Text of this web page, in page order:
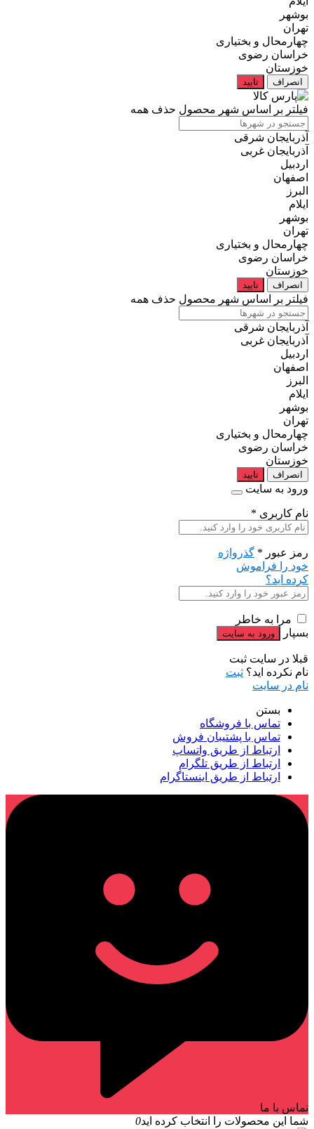
بوشهر
تهران
چهارمحال و بختیاری
خراسان رضوی
خوزستان
انصراف تایید
فیلتر بر اساس شهر محصول حذف همه
آذربایجان شرقی
آذربایجان غربی
اردبیل
اصفهان
البرز
ایلام
بوشهر
تهران
چهارمحال و بختیاری
خراسان رضوی
خوزستان
انصراف تایید
فیلتر بر اساس شهر محصول حذف همه
آذربایجان شرقی
آذربایجان غربی
اردبیل
اصفهان
البرز
ایلام
بوشهر
تهران
چهارمحال و بختیاری
خراسان رضوی
خوزستان
انصراف تایید
ورود به سایت
نام کاربری *
رمز عبور * گذرواژه
خود را فراموش
کرده اید؟
مرا به خاطر
بسپار
قبلا در سایت ثبت
نام نکرده اید؟ ثبت
نام در سایت
بستن
تماس با فروشگاه
تماس با پشتیبان فروش
ارتباط از طریق واتساپ
ارتباط از طریق تلگرام
ارتباط از طریق اینستاگرام
تماس با ما
شما این محصولات را انتخاب کرده اید0